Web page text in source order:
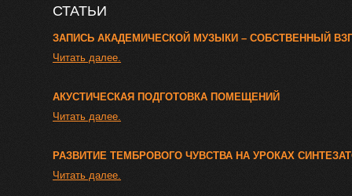
СТАТЬИ
ЗАПИСЬ АКАДЕМИЧЕСКОЙ МУЗЫКИ – СОБСТВЕННЫЙ
Читать далее.
АКУСТИЧЕСКАЯ ПОДГОТОВКА ПОМЕЩЕНИЙ
Читать далее.
РАЗВИТИЕ ТЕМБРОВОГО ЧУВСТВА НА УРОКАХ
Читать далее.